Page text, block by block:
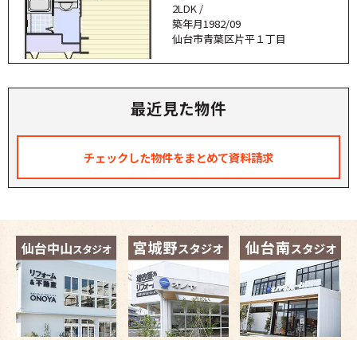
2LDK /
築年月1982/09
仙台市青葉区片平１丁目
最近見た物件